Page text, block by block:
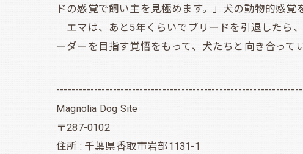
ドの感覚で飼い主を見極めます。」犬の動物的感
エマは、あと5年くらいでブリードを引退したら
ーダーを目指す覚悟をもって、犬たちと向き合って
Magnolia Dog Site
〒287-0102
住所 : 千葉県香取市岩部1131-1